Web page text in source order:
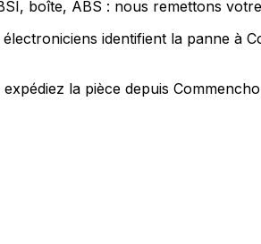
boîte, ABS : nous remettons
identifient la panne à
la pièce depuis